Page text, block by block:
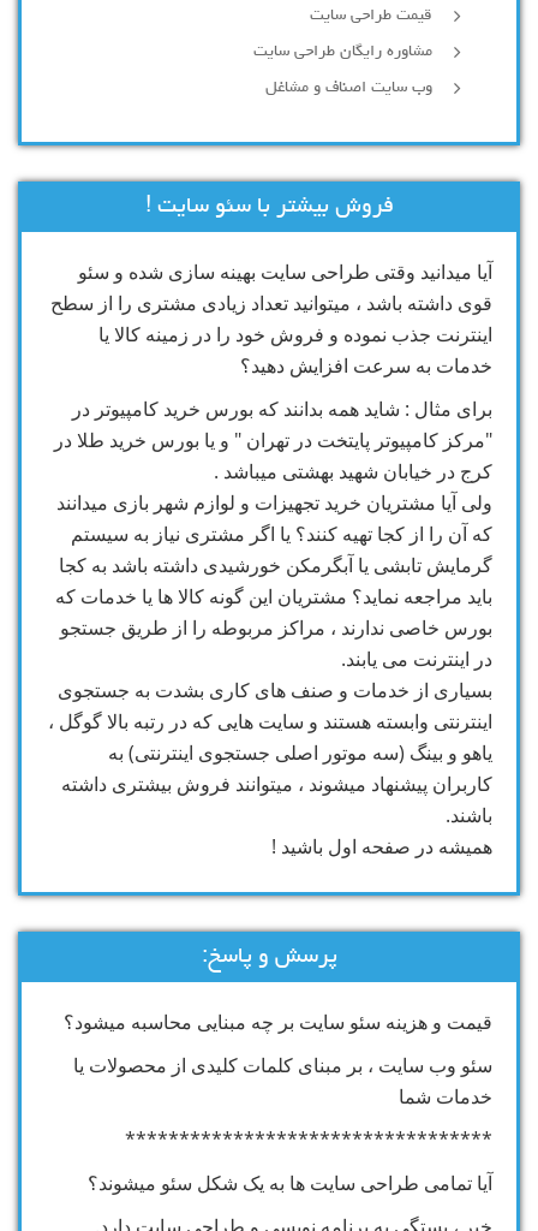
قیمت طراحی سایت
مشاوره رایگان طراحی سایت
وب سایت اصناف و مشاغل
فروش بیشتر با سئو سایت !
آیا میدانید وقتی طراحی سایت بهینه سازی شده و سئو
قوی داشته باشد ، میتوانید تعداد زیادی مشتری را از سطح
اینترنت جذب نموده و فروش خود را در زمینه کالا یا
خدمات به سرعت افزایش دهید؟
برای مثال : شاید همه بدانند که بورس خرید کامپیوتر در
"مرکز کامپیوتر پایتخت در تهران " و یا بورس خرید طلا در
کرج در خیابان شهید بهشتی میباشد .
ولی آیا مشتریان خرید تجهیزات و لوازم شهر بازی میدانند
که آن را از کجا تهیه کنند؟ یا اگر مشتری نیاز به سیستم
گرمایش تابشی یا آبگرمکن خورشیدی داشته باشد به کجا
باید مراجعه نماید؟ مشتریان این گونه کالا ها یا خدمات که
بورس خاصی ندارند ، مراکز مربوطه را از طریق جستجو
در اینترنت می یابند.
بسیاری از خدمات و صنف های کاری بشدت به جستجوی
اینترنتی وابسته هستند و سایت هایی که در رتبه بالا گوگل ،
یاهو و بینگ (سه موتور اصلی جستجوی اینترنتی) به
کاربران پیشنهاد میشوند ، میتوانند فروش بیشتری داشته
باشند.
همیشه در صفحه اول باشید !
پرسش و پاسخ:
قیمت و هزینه سئو سایت بر چه مبنایی محاسبه میشود؟
سئو وب سایت ، بر مبنای کلمات کلیدی از محصولات یا
خدمات شما
**********************************
آیا تمامی طراحی سایت ها به یک شکل سئو میشوند؟